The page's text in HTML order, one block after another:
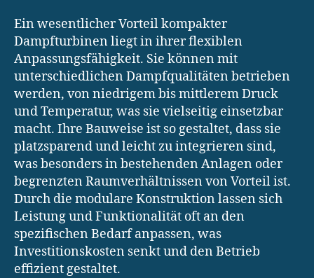
Ein wesentlicher Vorteil kompakter
Dampfturbinen liegt in ihrer flexiblen
Anpassungsfähigkeit. Sie können mit
unterschiedlichen Dampfqualitäten betrieben
werden, von niedrigem bis mittlerem Druck
und Temperatur, was sie vielseitig einsetzbar
macht. Ihre Bauweise ist so gestaltet, dass sie
platzsparend und leicht zu integrieren sind,
was besonders in bestehenden Anlagen oder
begrenzten Raumverhältnissen von Vorteil ist.
Durch die modulare Konstruktion lassen sich
Leistung und Funktionalität oft an den
spezifischen Bedarf anpassen, was
Investitionskosten senkt und den Betrieb
effizient gestaltet.